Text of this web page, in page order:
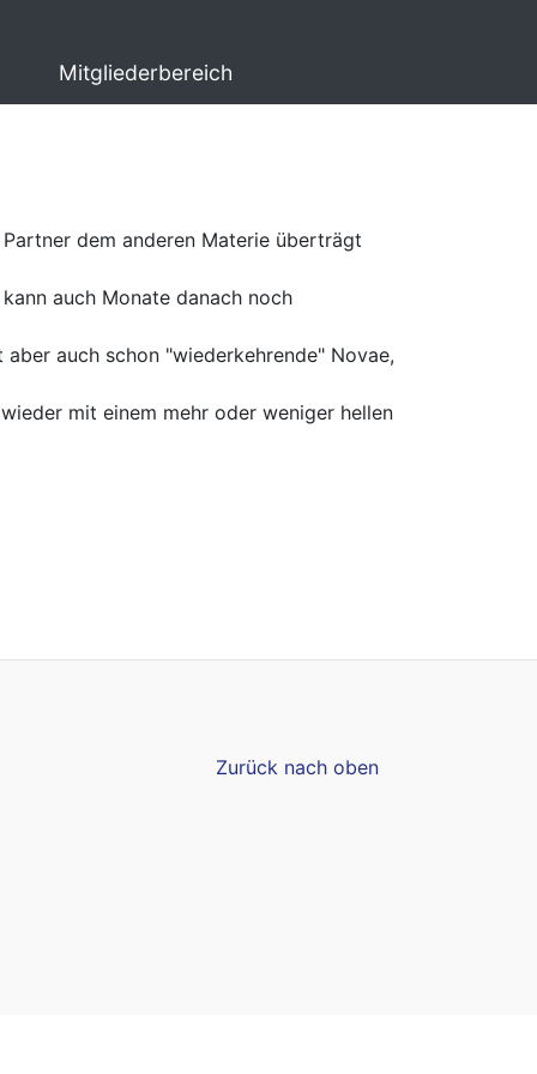
Mitgliederbereich
dem anderen Materie überträgt
auch Monate danach noch
auch schon "wiederkehrende" Novae,
mit einem mehr oder weniger hellen
Zurück nach oben